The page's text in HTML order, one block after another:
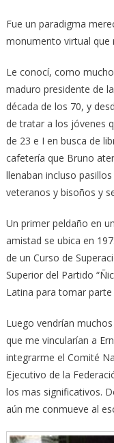
Fue un paradigma
monumento virtual que
Le conocí, como
maduro presidente de
década de los 70, y
de tratar a los jóvenes
de 23 e I en busca de
cafetería que Bruno
llenaban incluso
veteranos y bisoños y
Un primer peldaño en
amistad se ubica en
de un Curso de
Superior del Partido
Latina para tomar
Luego vendrían
que me vincularían a
integrarme el Comité
Ejecutivo de la
los mas significativos.
aún me conmueve al